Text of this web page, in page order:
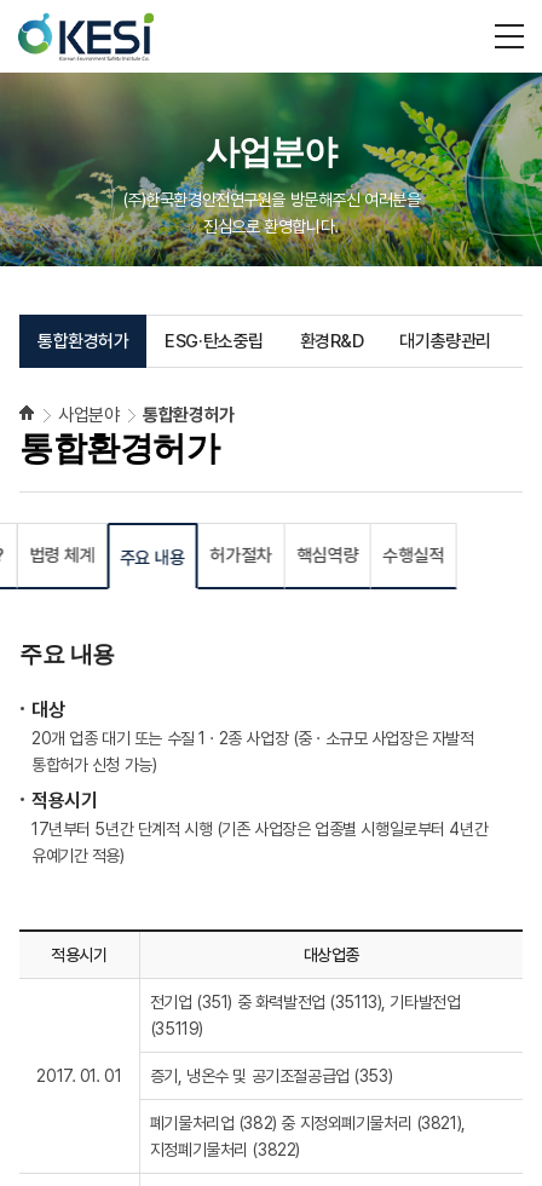
사업분야
(주)한국환경안전연구원을 방문해주신 여러분을
진심으로 환영합니다.
통합환경허가 ESG·탄소중립 환경R&D 대기총량관리
통합환경허가
사업분야 통합환경허가
법령 체계 주요 내용 허가절차 핵심역량 수행실적
주요 내용
대상
20개 업종 대기 또는 수질 1 · 2종 사업장 (중 · 소규모 사업장은 자발적
통합허가 신청 가능)
적용시기
17년부터 5년간 단계적 시행 (기존 사업장은 업종별 시행일로부터 4년간
유예기간 적용)
적용시기 대상업종
2017. 01. 01
전기업 (351) 중 화력발전업 (35113), 기타발전업
(35119)
증기, 냉온수 및 공기조절공급업 (353)
폐기물처리업 (382) 중 지정외폐기물처리 (3821),
지정폐기물처리 (3822)